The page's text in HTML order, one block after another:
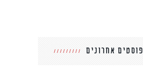
פוסטים אחרונים